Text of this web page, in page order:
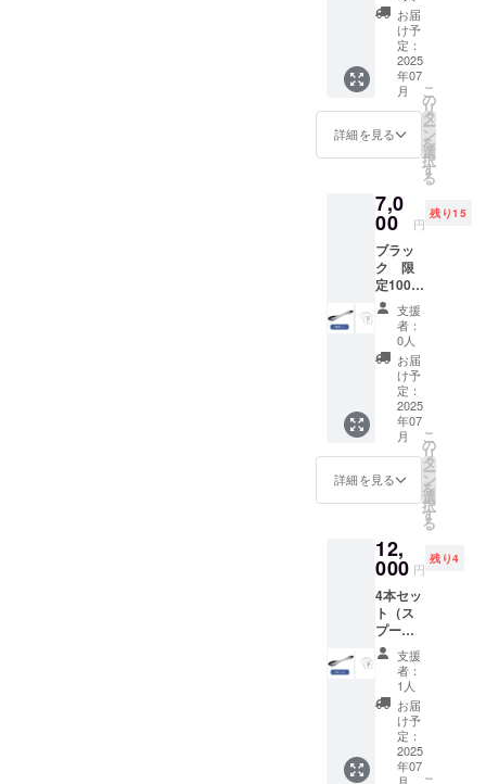
生オリ
ジナル
レシピ
が付い
てきま
す！​
【リ
ターン
（ブ
ラッ
ク）×1
本 ・オ
リジナ
ルレシ
ピ 1枚
金属の
表面に
発生す
る酸化
物を使
用する
「黒染
め」と
いう伝
統的な
染めて
いま
す。非
常に希
少価値
の高い
スプー
ンで
す。 学
生オリ
ジナル
レシピ
が付い
てきま
す！​ さ
らに、
先着２
産コシ
ヒカリ
（２
合）を
お届
け！​
【リ
ターン
内容】
・ス
プーン
（ブ
ラッ
ク）×2
お届
け予
定：
2025
年07
月
詳細を見る
こ
の
リ
タ
ー
ン
を
選
択
す
る
7,0
00 円
残り15
ブラッ
ク​ 限
定100本
2本セッ
ト（ス
プー
ン・レ
ピ）
￥7,000
金属の
表面に
発生す
る酸化
物を使
用する
め」と
いう伝
統的な
技法で
染めて
いま
す。非
常に希
少価値
の高い
スプー
ンで
す。 学
生オリ
支援
者：
0人
お届
け予
定：
2025
年07
月
詳細を見る
こ
の
リ
タ
ー
ン
を
選
択
す
る
12,
000 円
残り4
4本セッ
ト（ス
プー
ン・レ
シピ）
金属の
表面に
発生す
る酸化
物を使
用する
支援
者：
1人
お届
け予
定：
2025
年07